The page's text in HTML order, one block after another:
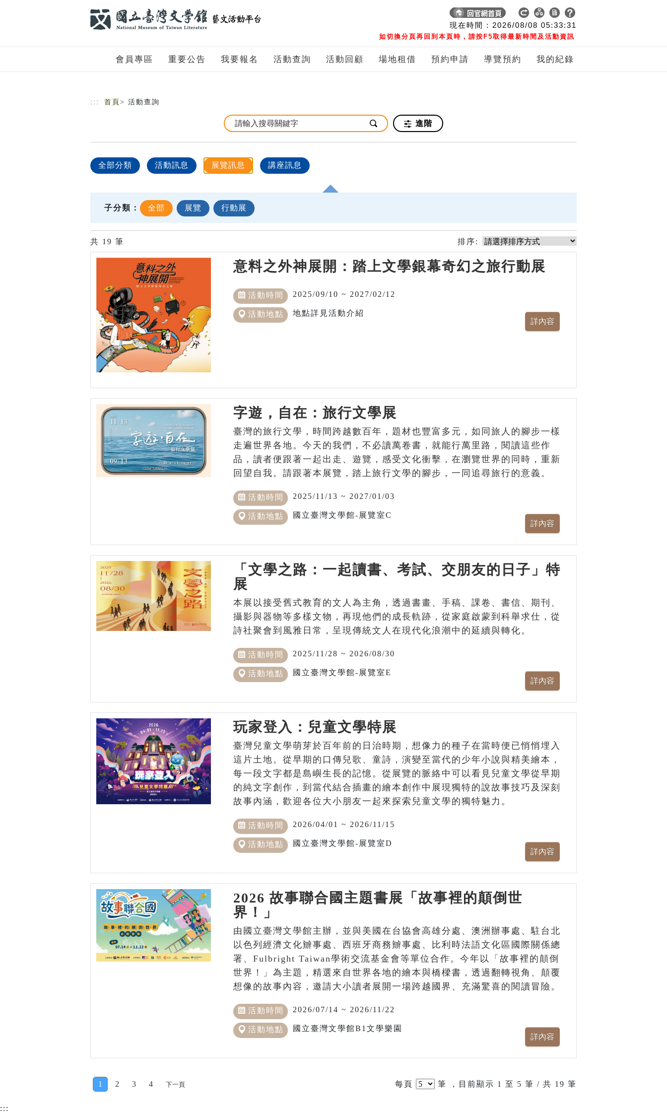
現在時間 : 2026/08/08 05:33:32
如切換分頁再回到本頁時，請按F5取得最新時間及活動資訊
會員專區 重要公告 我要報名 活動查詢 活動回顧 場地租借 預約申請 導覽預約 我的紀錄
::: 首頁 > 活動查詢
進階
全部分類 活動訊息 展覽訊息 講座訊息
子分類： 全部 展覽 行動展
共 19 筆 排序:
意料之外神展開：踏上文學銀幕奇幻之旅行動展
活動時間 2025/09/10 ~ 2027/02/12
活動地點 地點詳見活動介紹
字遊，自在：旅行文學展
臺灣的旅行文學，時間跨越數百年，題材也豐富多元，如同旅人的腳步一樣
走遍世界各地。今天的我們，不必讀萬卷書，就能行萬里路，閱讀這些作
品，讀者便跟著一起出走、遊覽，感受文化衝擊，在瀏覽世界的同時，重新
回望自我。請跟著本展覽，踏上旅行文學的腳步，一同追尋旅行的意義。
活動時間 2025/11/13 ~ 2027/01/03
活動地點 國立臺灣文學館-展覽室C
「文學之路：一起讀書、考試、交朋友的日子」特
展
本展以接受舊式教育的文人為主角，透過書畫、手稿、課卷、書信、期刊、
攝影與器物等多樣文物，再現他們的成長軌跡，從家庭啟蒙到科舉求仕，從
詩社聚會到風雅日常，呈現傳統文人在現代化浪潮中的延續與轉化。
活動時間 2025/11/28 ~ 2026/08/30
活動地點 國立臺灣文學館-展覽室E
玩家登入：兒童文學特展
臺灣兒童文學萌芽於百年前的日治時期，想像力的種子在當時便已悄悄埋入
這片土地。從早期的口傳兒歌、童詩，演變至當代的少年小說與精美繪本，
每一段文字都是島嶼生長的記憶。從展覽的脈絡中可以看見兒童文學從早期
的純文字創作，到當代結合插畫的繪本創作中展現獨特的說故事技巧及深刻
故事內涵，歡迎各位大小朋友一起來探索兒童文學的獨特魅力。
活動時間 2026/04/01 ~ 2026/11/15
活動地點 國立臺灣文學館-展覽室D
2026 故事聯合國主題書展「故事裡的顛倒世
界！」
由國立臺灣文學館主辦，並與美國在台協會高雄分處、澳洲辦事處、駐台北
以色列經濟文化辧事處、西班牙商務辧事處、比利時法語文化區國際關係總
署、Fulbright Taiwan學術交流基金會等單位合作。今年以「故事裡的顛倒
世界！」為主題，精選來自世界各地的繪本與橋樑書，透過翻轉視角、顛覆
想像的故事內容，邀請大小讀者展開一場跨越國界、充滿驚喜的閱讀冒險。
活動時間 2026/07/14 ~ 2026/11/22
活動地點 國立臺灣文學館B1文學樂園
1 2 3 4 下一頁 每頁 筆 ，目前顯示 1 至 5 筆 / 共 19 筆
:::